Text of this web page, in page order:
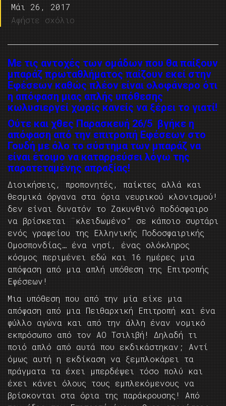
Μάι 26, 2017
Αφήστε σχόλιο
Με τις αντοχές των ομάδων που θα παίξουν
μπαράζ πρωταθλήματος παίζουν εκεί στην
Εφέσεων καθώς πλέον είναι ολοφάνερο ότι
η απόφαση μιας απλής υπόθεσης
κωλυσιεργεί χωρίς κανείς να ξέρει το γιατί!
Ούτε και χθες Παρασκευή 26/5 βγήκε η
απόφαση από την επιτροπή Εφέσεων στο
Γουδή με όλο το σύστημα των μπαράζ να
είναι έτοιμο να καταρρεύσει λόγω της
παρατεταμένης απραξίας!
Διοικήσεις, προπονητές, παίκτες αλλά και
θεσμικά όργανα στα όρια νευρικού κλονισμού!
δεν είναι δυνατόν το Ζακυνθινό ποδόσφαιρο
να βρίσκεται ¨κλειδωμένο” σε κάποιο συρτάρι
ενός γραφείου της Ελληνικής Ποδοσφαιρικής
Ομοσπονδίας… ένα νησί, ένας ολόκληρος
κόσμος περιμένει εδώ και 16 ημέρες μια
απόφαση από μια απλή υπόθεση της Επιτροπής
Εφέσεων!
Μια υπόθεση που από την μία είχε μια
απόφαση από μια Πειθαρχική Επιτροπή και ένα
φύλλο αγώνα και από την άλλη έναν νομικό
εκπρόσωπο από τον ΑΟ Τσιλιβή! Δηλαδή τι
ποιό απλό από αυτά που εκδικάστηκαν; Αντί
όμως αυτή η εκδίκαση να ξεμπλοκάρει τα
πράγματα τα έχει μπερδέψει τόσο πολύ και
έχει κάνει όλους τους εμπλεκόμενους να
βρίσκονται στα όρια της παράκρουσης! Από